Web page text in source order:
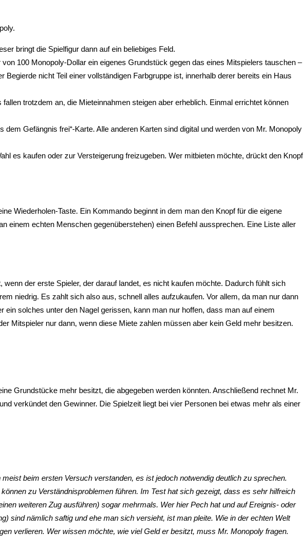
bringt die Spielfigur dann auf ein beliebiges Feld.
100 Monopoly-Dollar ein eigenes Grundstück gegen das eines Mitspielers tauschen –
nicht Teil einer vollständigen Farbgruppe ist, innerhalb derer bereits ein Haus
trotzdem an, die Mieteinnahmen steigen aber erheblich. Einmal errichtet können
Gefängnis frei“-Karte. Alle anderen Karten sind digital und werden von Mr. Monopoly
es kaufen oder zur Versteigerung freizugeben. Wer mitbieten möchte, drückt den Knopf
Wiederholen-Taste. Ein Kommando beginnt in dem man den Knopf für die eigene
einem echten Menschen gegenüberstehen) einen Befehl aussprechen. Eine Liste aller
der erste Spieler, der darauf landet, es nicht kaufen möchte. Dadurch fühlt sich
niedrig. Es zahlt sich also aus, schnell alles aufzukaufen. Vor allem, da man nur dann
solches unter den Nagel gerissen, kann man nur hoffen, dass man auf einem
Mitspieler nur dann, wenn diese Miete zahlen müssen aber kein Geld mehr besitzen.
Grundstücke mehr besitzt, die abgegeben werden könnten. Anschließend rechnet Mr.
verkündet den Gewinner. Die Spielzeit liegt bei vier Personen bei etwas mehr als einer
beim ersten Versuch verstanden, es ist jedoch notwendig deutlich zu sprechen.
zu Verständnisproblemen führen. Im Test hat sich gezeigt, dass es sehr hilfreich
weiteren Zug ausführen) sogar mehrmals. Wer hier Pech hat und auf Ereignis- oder
sind nämlich saftig und ehe man sich versieht, ist man pleite. Wie in der echten Welt
verlieren. Wer wissen möchte, wie viel Geld er besitzt, muss Mr. Monopoly fragen.